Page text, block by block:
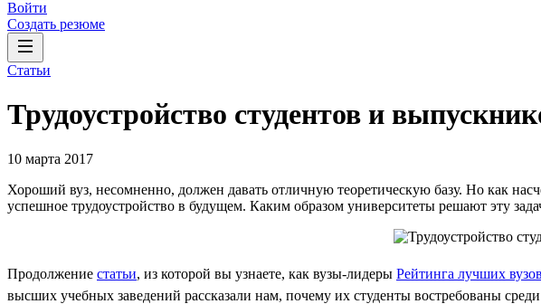
Войти
Создать резюме
Статьи
Трудоустройство студентов и
10 марта 2017
Хороший вуз, несомненно, должен давать отличную теоретическую базу. Но как
успешное трудоустройство в будущем. Каким образом университеты решают эту
Продолжение статьи, из которой вы узнаете, как вузы-лидеры Рейтинга лучших
высших учебных заведений рассказали нам, почему их студенты востребованы среди